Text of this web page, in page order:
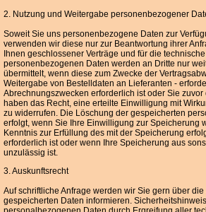
2. Nutzung und Weitergabe personenbezogener
Soweit Sie uns personenbezogene Daten zur
verwenden wir diese nur zur Beantwortung ihrer
Ihnen geschlossener Verträge und für die
personenbezogenen Daten werden an Dritte nur
übermittelt, wenn diese zum Zwecke der
Weitergabe von Bestelldaten an Lieferanten -
Abrechnungszwecken erforderlich ist oder Sie
haben das Recht, eine erteilte Einwilligung mit
zu widerrufen. Die Löschung der gespeicherten
erfolgt, wenn Sie Ihre Einwilligung zur Speicherung
Kenntnis zur Erfüllung des mit der Speicherung
erforderlich ist oder wenn Ihre Speicherung aus
unzulässig ist.
3. Auskunftsrecht
Auf schriftliche Anfrage werden wir Sie gern über die
gespeicherten Daten informieren.